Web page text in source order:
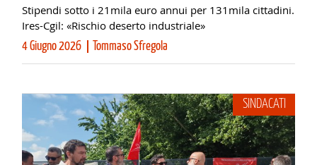
Stipendi sotto i 21mila euro annui per 131mila cittadini.
Ires-Cgil: «Rischio deserto industriale»
4 Giugno 2026 Tommaso Sfregola
SINDACATI